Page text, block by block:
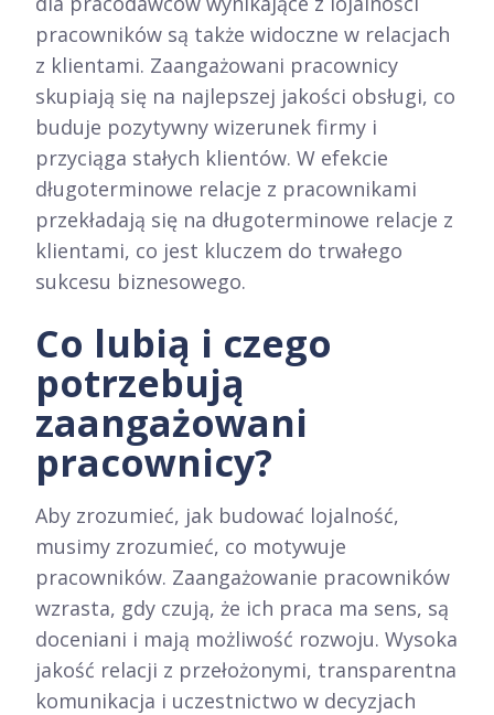
pracowników są także widoczne w relacjach
z klientami. Zaangażowani pracownicy
skupiają się na najlepszej jakości obsługi, co
buduje pozytywny wizerunek firmy i
przyciąga stałych klientów. W efekcie
długoterminowe relacje z pracownikami
przekładają się na długoterminowe relacje z
klientami, co jest kluczem do trwałego
sukcesu biznesowego.
Co lubią i czego
potrzebują
zaangażowani
pracownicy?
Aby zrozumieć, jak budować lojalność,
musimy zrozumieć, co motywuje
pracowników. Zaangażowanie pracowników
wzrasta, gdy czują, że ich praca ma sens, są
doceniani i mają możliwość rozwoju. Wysoka
jakość relacji z przełożonymi, transparentna
komunikacja i uczestnictwo w decyzjach